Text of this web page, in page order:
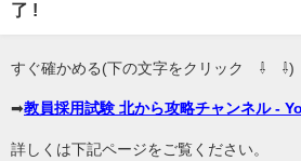
了 !
すぐ確かめる(下の文字をクリック ⇩ ⇩)
➡教員採用試験 北から攻略チャンネル -
詳しくは下記ページをご覧ください。